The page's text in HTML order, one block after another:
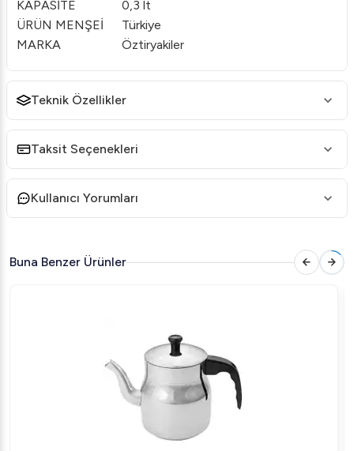
KAPASİTE
0,3 lt
ÜRÜN MENŞEİ
Türkiye
MARKA
Öztiryakiler
Teknik Özellikler
Taksit Seçenekleri
Kullanıcı Yorumları
Buna Benzer Ürünler